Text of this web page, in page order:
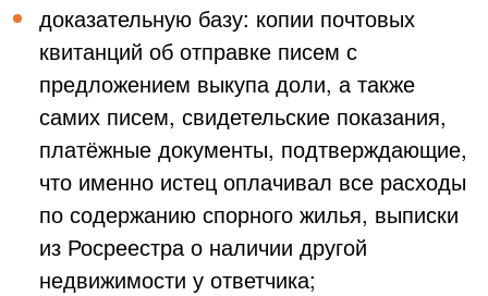
доказательную базу: копии почтовых
квитанций об отправке писем с
предложением выкупа доли, а также
самих писем, свидетельские показания,
платёжные документы, подтверждающие,
что именно истец оплачивал все расходы
по содержанию спорного жилья, выписки
из Росреестра о наличии другой
недвижимости у ответчика;